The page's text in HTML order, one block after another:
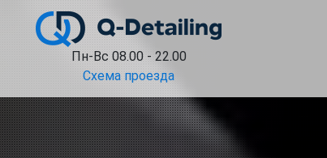
Пн-Вс 08.00 - 22.00
Схема проезда